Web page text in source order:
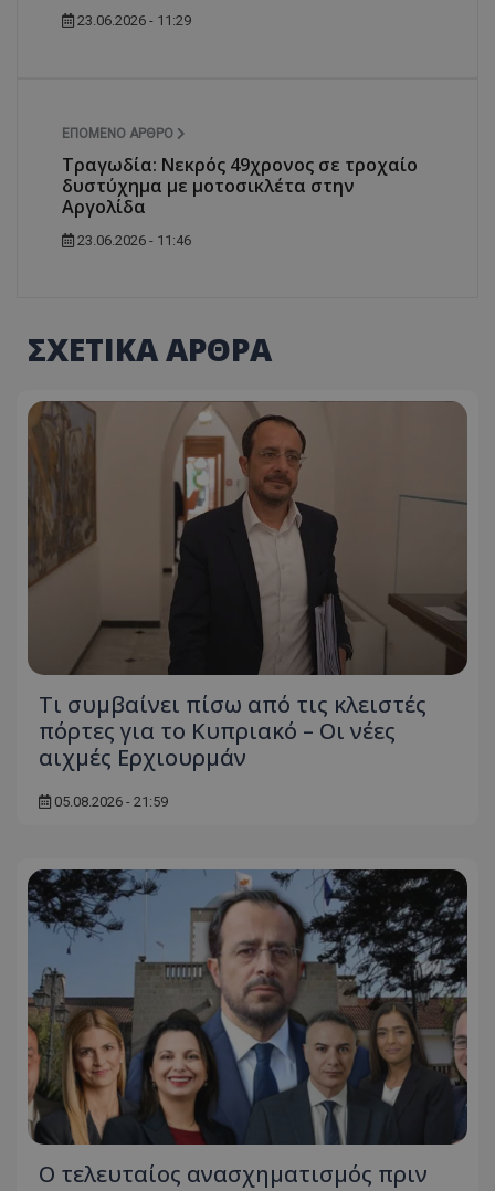
23.06.2026 - 11:29
ΕΠΌΜΕΝΟ ΆΡΘΡΟ
Τραγωδία: Νεκρός 49χρονος σε τροχαίο
δυστύχημα με μοτοσικλέτα στην
Αργολίδα
23.06.2026 - 11:46
ΣΧΕΤΙΚΑ ΑΡΘΡΑ
Τι συμβαίνει πίσω από τις κλειστές
πόρτες για το Κυπριακό – Οι νέες
αιχμές Ερχιουρμάν
05.08.2026 - 21:59
Ο τελευταίος ανασχηματισμός πριν